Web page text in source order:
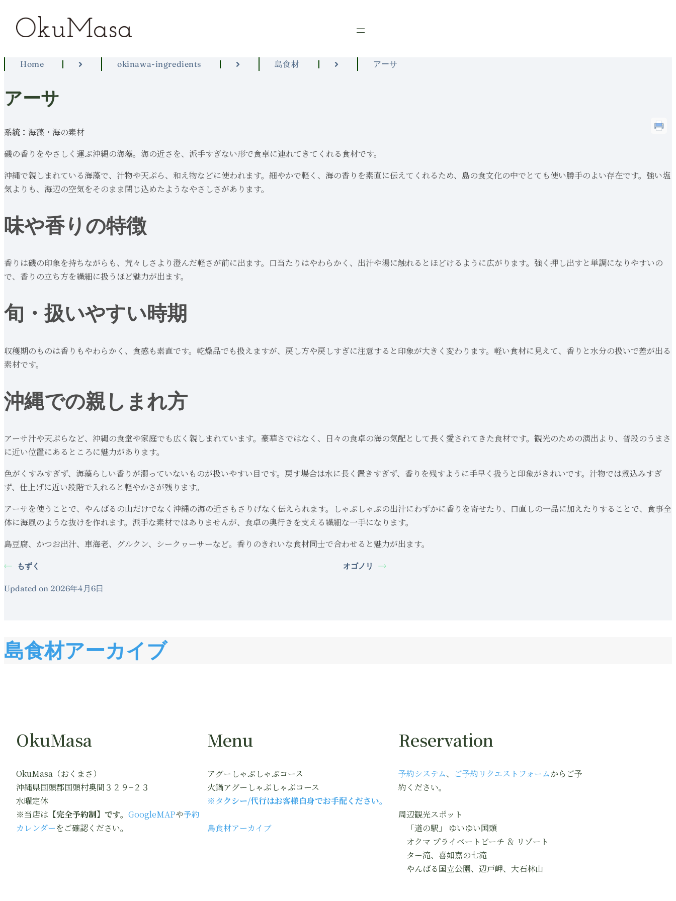
Home okinawa-ingredients 島食材 アーサ
アーサ
系統： 海藻・海の素材
磯の香りをやさしく運ぶ沖縄の海藻。海の近さを、派手すぎない形で食卓に連れてきてくれる食材です。
沖縄で親しまれている海藻で、汁物や天ぷら、和え物などに使われます。細やかで軽く、海の香りを素直に伝えてくれるため、島の食文化の中でとても使い勝手のよい存在です。強い塩
気よりも、海辺の空気をそのまま閉じ込めたようなやさしさがあります。
味や香りの特徴
香りは磯の印象を持ちながらも、荒々しさより澄んだ軽さが前に出ます。口当たりはやわらかく、出汁や湯に触れるとほどけるように広がります。強く押し出すと単調になりやすいの
で、香りの立ち方を繊細に扱うほど魅力が出ます。
旬・扱いやすい時期
収穫期のものは香りもやわらかく、食感も素直です。乾燥品でも扱えますが、戻し方や戻しすぎに注意すると印象が大きく変わります。軽い食材に見えて、香りと水分の扱いで差が出る
素材です。
沖縄での親しまれ方
アーサ汁や天ぷらなど、沖縄の食堂や家庭でも広く親しまれています。豪華さではなく、日々の食卓の海の気配として長く愛されてきた食材です。観光のための演出より、普段のうまさ
に近い位置にあるところに魅力があります。
色がくすみすぎず、海藻らしい香りが濁っていないものが扱いやすい目です。戻す場合は水に長く置きすぎず、香りを残すように手早く扱うと印象がきれいです。汁物では煮込みすぎ
ず、仕上げに近い段階で入れると軽やかさが残ります。
アーサを使うことで、やんばるの山だけでなく沖縄の海の近さもさりげなく伝えられます。しゃぶしゃぶの出汁にわずかに香りを寄せたり、口直しの一品に加えたりすることで、食事全
体に海風のような抜けを作れます。派手な素材ではありませんが、食卓の奥行きを支える繊細な一手になります。
島豆腐、かつお出汁、車海老、グルクン、シークヮーサーなど。香りのきれいな食材同士で合わせると魅力が出ます。
もずく オゴノリ
Updated on 2026年4月6日
島食材アーカイブ
OkuMasa
OkuMasa（おくまさ）
沖縄県国頭郡国頭村奥間３２９−２３
水曜定休
※当店は 【完全予約制】です。 GoogleMAPや予約
カレンダーをご確認ください。
Menu
アグーしゃぶしゃぶコース
火鍋アグーしゃぶしゃぶコース
※タクシー/代行はお客様自身でお手配ください。
島食材アーカイブ
Reservation
予約システム、 ご予約リクエストフォームからご予
約ください。
周辺観光スポット
「道の駅」 ゆいゆい国頭
オクマ プライベートビーチ ＆ リゾート
ター滝、喜如嘉の七滝
やんばる国立公園、辺戸岬、大石林山